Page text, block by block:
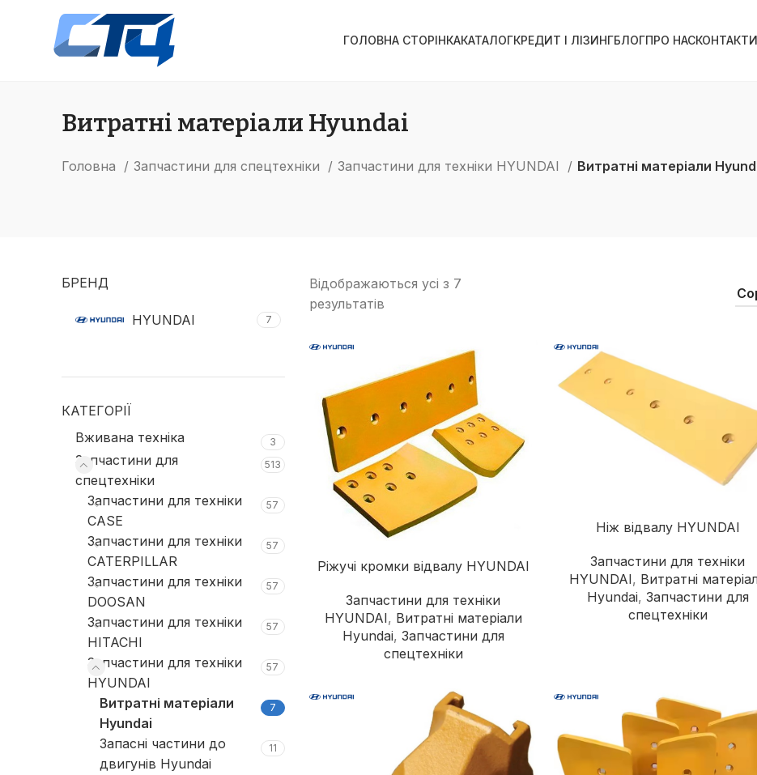
ГОЛОВНА СТОРІНКАКАТАЛОГ
Асфальтоукладачі
Вилкові навантажувачі
Гусеничні екскаватори
Дорожні катки
Екскаватори-навантажувачі
КРЕДИТ І ЛІЗИНГБЛОГПРО НАСКОНТАКТИ
Витратні матеріали Hyundai
Головна Запчастини для спецтехніки Запчастини для техніки HYUNDAI Витратні матеріали
БРЕНД
HYUNDAI 7
КАТЕГОРІЇ
Вживана техніка
3
Запчастини для
спецтехніки
513
Запчастини для техніки
CASE
57
Запчастини для техніки
CATERPILLAR
57
Запчастини для техніки
DOOSAN
57
Запчастини для техніки
HITACHI
57
Запчастини для техніки
HYUNDAI
57
Витратні матеріали
Hyundai
7
Запасні частини до
двигунів Hyundai
11
Відображаються усі з 7
результатівСортовано
Ріжучі кромки відвалу HYUNDAI
Запчастини для техніки
HYUNDAI, Витратні матеріали
Hyundai, Запчастини для
спецтехніки
Ніж відвалу HYUNDAI
Запчастини для техніки
HYUNDAI, Витратні
Hyundai, Запчастини для
спецтехніки